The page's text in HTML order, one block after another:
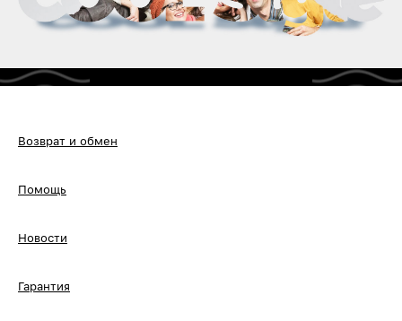
Возврат и обмен
Помощь
Новости
Гарантия